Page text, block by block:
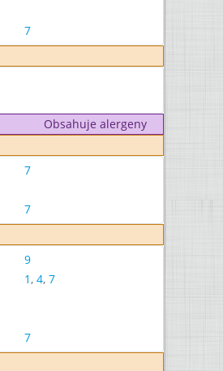
7
Obsahuje alergeny
7
7
9
1, 4, 7
7